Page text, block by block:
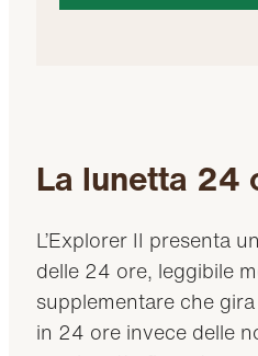
La lunetta 24
L’Explorer II presenta
delle 24 ore, leggibile
supplementare che
in 24 ore invece delle